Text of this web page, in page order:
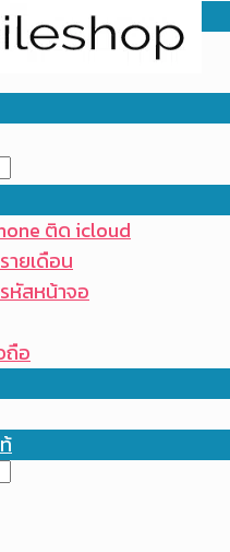
ติด icloud
ยเดือน
สหน้าจอ
ถือ